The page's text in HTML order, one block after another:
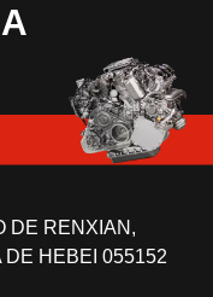
DE RENXIAN,
HEBEI 055152